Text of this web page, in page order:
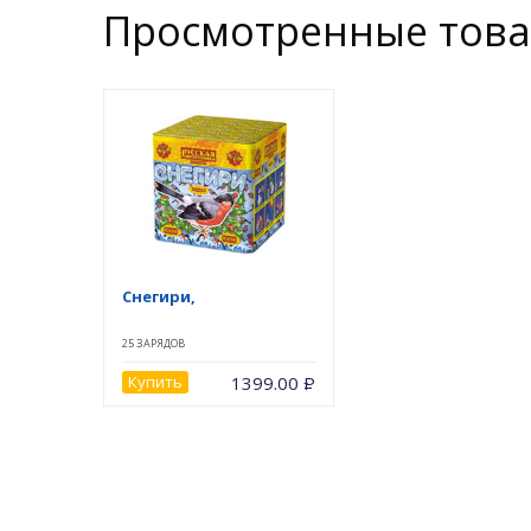
Просмотренные
Снегири,
25 ЗАРЯДОВ
Купить 1399.00 Р